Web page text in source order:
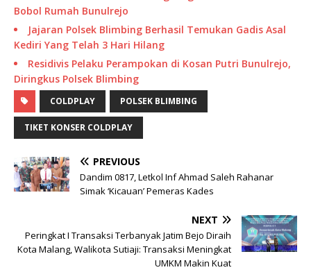
Bobol Rumah Bunulrejo
Jajaran Polsek Blimbing Berhasil Temukan Gadis Asal
Kediri Yang Telah 3 Hari Hilang
Residivis Pelaku Perampokan di Kosan Putri Bunulrejo,
Diringkus Polsek Blimbing
COLDPLAY POLSEK BLIMBING
TIKET KONSER COLDPLAY
PREVIOUS
Dandim 0817, Letkol Inf Ahmad Saleh Rahanar
Simak ‘Kicauan’ Pemeras Kades
NEXT
Peringkat I Transaksi Terbanyak Jatim Bejo Diraih
Kota Malang, Walikota Sutiaji: Transaksi Meningkat
UMKM Makin Kuat